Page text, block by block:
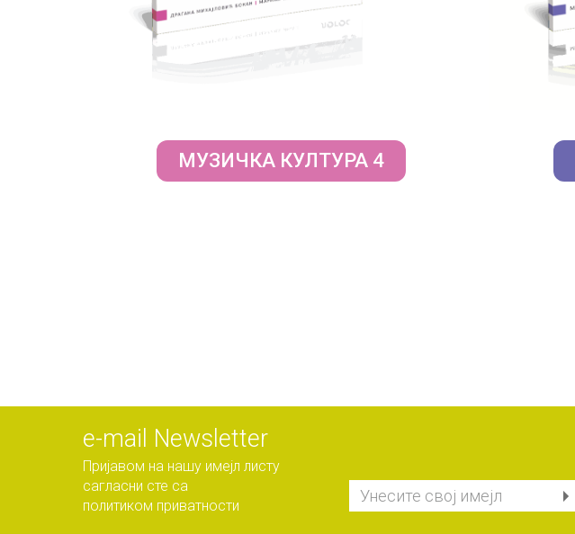
МУЗИЧКА КУЛТУРА 4
е-mail Newsletter
Пријавом на нашу имејл листу
сагласни сте са
политиком приватности